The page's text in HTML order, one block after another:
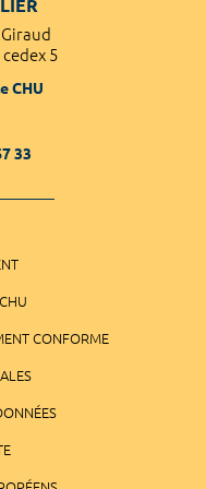
5
CHU
33
CONFORME